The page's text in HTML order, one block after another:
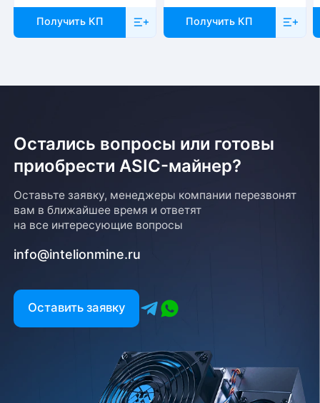
Получить КП Получить КП
Остались вопросы или готовы
приобрести ASIC-майнер?
Оставьте заявку, менеджеры компании перезвонят
вам в ближайшее время и ответят
на все интересующие вопросы
info@intelionmine.ru
Оставить заявку